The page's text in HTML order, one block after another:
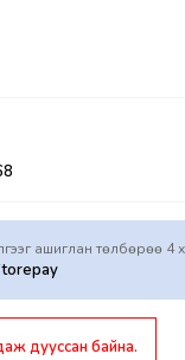
ашиглан төлбөрөө
дууссан байна.